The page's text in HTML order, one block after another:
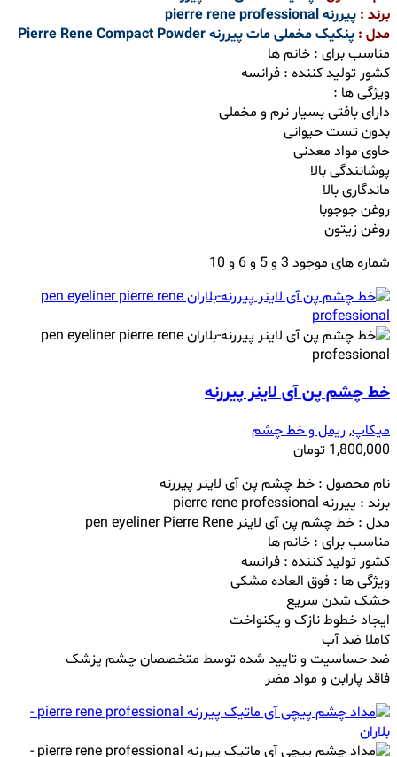
برند : پیررنه pierre rene professional
مدل : پنکیک مخملی مات پیررنه Pierre Rene Compact Powder
مناسب برای : خانم ها
کشور تولید کننده : فرانسه
ویژگی ها :
دارای بافتی بسیار نرم و مخملی
بدون تست حیوانی
حاوی مواد معدنی
پوشانندگی بالا
ماندگاری بالا
روغن جوجوبا
روغن زیتون
شماره های موجود 3 و 5 و 6 و 10
خط چشم پن آی لاینر پیررنه
میکاپ,ریمل و خط چشم
1,800,000 تومان
نام محصول : خط چشم پن آی لاینر پیررنه
برند : پیررنه pierre rene professional
مدل : خط چشم پن آی لاینر pen eyeliner Pierre Rene
مناسب برای : خانم ها
کشور تولید کننده : فرانسه
ویژگی ها : فوق العاده مشکی
خشک شدن سریع
ایجاد خطوط نازک و یکنواخت
کاملا ضد آب
ضد حساسیت و تایید شده توسط متخصصان چشم پزشک
فاقد پارابن و مواد مضر